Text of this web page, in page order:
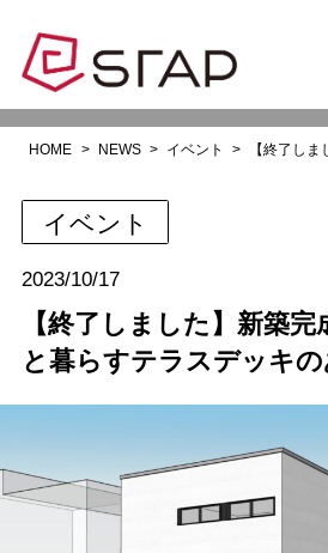
HOME NEWS イベント 【終了し
イベント
2023/10/17
【終了しました】新築
と暮らすテラスデッキの